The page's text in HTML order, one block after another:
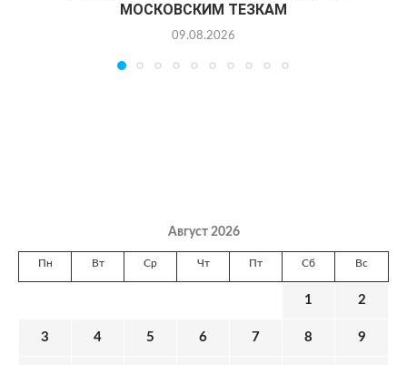
МОСКОВСКИМ ТЕЗКАМ
09.08.2026
Август 2026
Пн Вт Ср Чт Пт Сб Вс
1 2
3 4 5 6 7 8 9